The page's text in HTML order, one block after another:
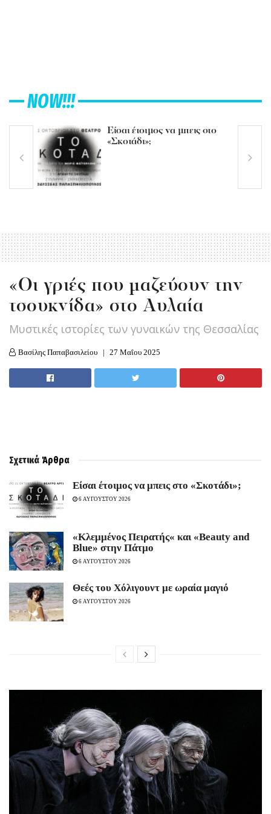
NOW!!!
Είσαι έτοιμος να μπεις στο
«Σκοτάδι»;
«Οι γριές που μαζεύουν την
τσουκνίδα» στο Αυλαία
Mυστικές ιστορίες των γυναικών της Θεσσαλίας
Βασίλης Παπαβασιλείου 27 Μαΐου 2025
Σχετικά Άρθρα
Είσαι έτοιμος να μπεις στο «Σκοτάδι»;
6 ΑΥΓΟΥΣΤΟΥ 2026
«Κλεμμένος Πειρατής« και «Beauty and
Blue» στην Πάτμο
6 ΑΥΓΟΥΣΤΟΥ 2026
Θεές του Χόλιγουντ με ωραία μαγιό
6 ΑΥΓΟΥΣΤΟΥ 2026